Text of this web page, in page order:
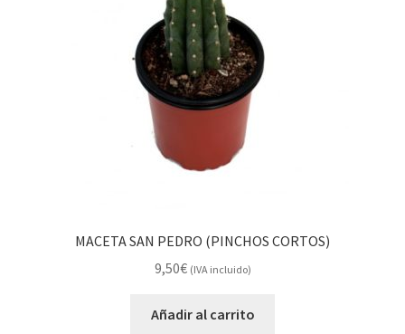
MACETA SAN PEDRO (PINCHOS CORTOS)
9,50€ (IVA incluido)
Añadir al carrito